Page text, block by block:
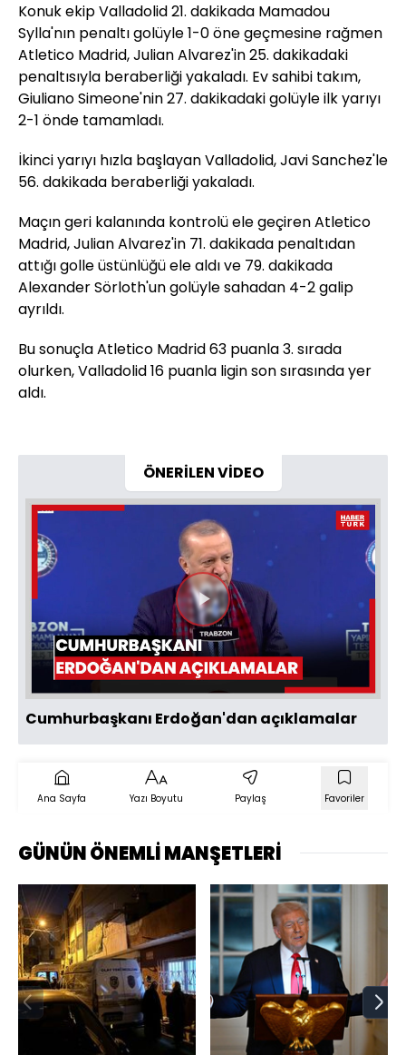
Konuk ekip Valladolid 21. dakikada Mamadou
Sylla'nın penaltı golüyle 1-0 öne geçmesine rağmen
Atletico Madrid, Julian Alvarez'in 25. dakikadaki
penaltısıyla beraberliği yakaladı. Ev sahibi takım,
Giuliano Simeone'nin 27. dakikadaki golüyle ilk yarıyı
2-1 önde tamamladı.
İkinci yarıyı hızla başlayan Valladolid, Javi Sanchez'le
56. dakikada beraberliği yakaladı.
Maçın geri kalanında kontrolü ele geçiren Atletico
Madrid, Julian Alvarez'in 71. dakikada penaltıdan
attığı golle üstünlüğü ele aldı ve 79. dakikada
Alexander Sörloth'un golüyle sahadan 4-2 galip
ayrıldı.
Bu sonuçla Atletico Madrid 63 puanla 3. sırada
olurken, Valladolid 16 puanla ligin son sırasında yer
aldı.
ÖNERİLEN VİDEO
Videoyu
Oynat
Cumhurbaşkanı Erdoğan'dan açıklamalar
Ana Sayfa Yazı Boyutu Paylaş Favoriler
GÜNÜN ÖNEMLİ MANŞETLERİ